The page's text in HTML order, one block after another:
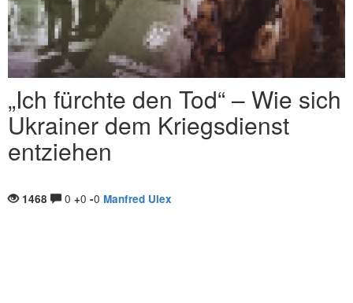
„Ich fürchte den Tod“ – Wie sich
Ukrainer dem Kriegsdienst
entziehen
1468 0 +0 -0 Manfred Ulex